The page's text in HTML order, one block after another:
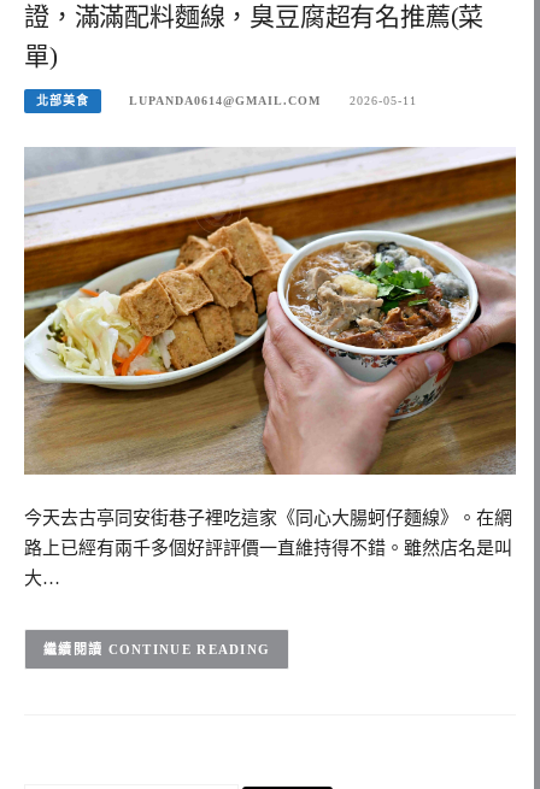
證，滿滿配料麵線，臭豆腐超有名推薦(菜
單)
北部美食 LUPANDA0614@GMAIL.COM 2026-05-11
今天去古亭同安街巷子裡吃這家《同心大腸蚵仔麵線》。在網
路上已經有兩千多個好評評價一直維持得不錯。雖然店名是叫
大…
CONTINUE READING